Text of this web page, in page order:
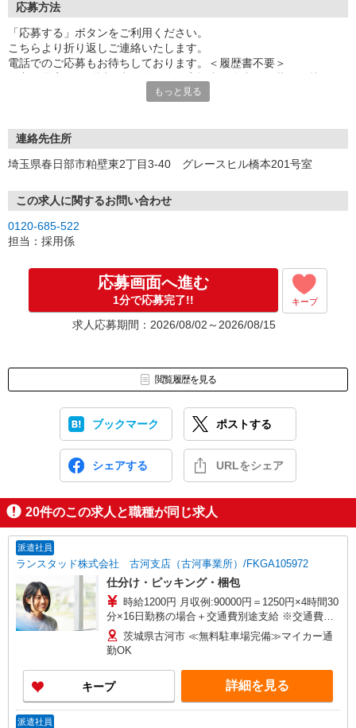
応募方法
「応募する」ボタンをご利用ください。
こちらより折り返しご連絡いたします。
電話でのご応募もお待ちしております。＜履歴書不要＞
もっと見る
連絡先住所
埼玉県春日部市粕壁東2丁目3-40 グレースヒル橋本201号室
この求人に関するお問い合わせ
0120-685-522
担当：採用係
応募画面へ進む
1分で応募完了!! キープ
求人応募期間：2026/08/02～2026/08/15
閲覧履歴を見る
ブックマーク ポストする
シェアする URLをシェア
20件のこの求人と職種が同じ求人
派遣社員
ランスタッド株式会社 古河支店（古河事業所）/FKGA105972
仕分け・ピッキング・梱包
時給1200円 月収例:90000円＝1250円×4時間30
分×16日勤務の場合＋交通費別途支給 ※交通費実
費支給／当社規定あり。
茨城県古河市 ≪無料駐車場完備≫マイカー通
勤OK
キープ 詳細を見る
派遣社員